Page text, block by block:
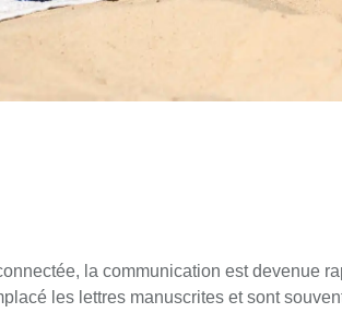
la communication est devenue
les lettres manuscrites et sont